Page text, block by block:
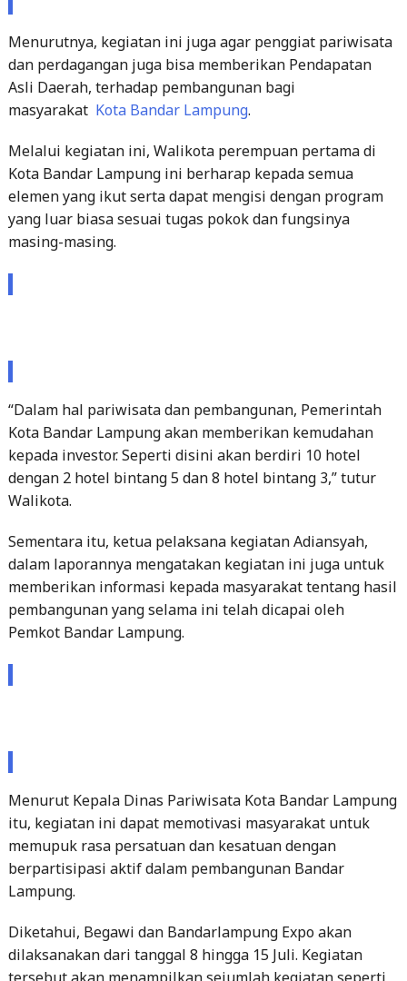
Menurutnya, kegiatan ini juga agar penggiat pariwisata
dan perdagangan juga bisa memberikan Pendapatan
Asli Daerah, terhadap pembangunan bagi
masyarakat Kota Bandar Lampung.
Melalui kegiatan ini, Walikota perempuan pertama di
Kota Bandar Lampung ini berharap kepada semua
elemen yang ikut serta dapat mengisi dengan program
yang luar biasa sesuai tugas pokok dan fungsinya
masing-masing.
“Dalam hal pariwisata dan pembangunan, Pemerintah
Kota Bandar Lampung akan memberikan kemudahan
kepada investor. Seperti disini akan berdiri 10 hotel
dengan 2 hotel bintang 5 dan 8 hotel bintang 3,” tutur
Walikota.
Sementara itu, ketua pelaksana kegiatan Adiansyah,
dalam laporannya mengatakan kegiatan ini juga untuk
memberikan informasi kepada masyarakat tentang hasil
pembangunan yang selama ini telah dicapai oleh
Pemkot Bandar Lampung.
Menurut Kepala Dinas Pariwisata Kota Bandar Lampung
itu, kegiatan ini dapat memotivasi masyarakat untuk
memupuk rasa persatuan dan kesatuan dengan
berpartisipasi aktif dalam pembangunan Bandar
Lampung.
Diketahui, Begawi dan Bandarlampung Expo akan
dilaksanakan dari tanggal 8 hingga 15 Juli. Kegiatan